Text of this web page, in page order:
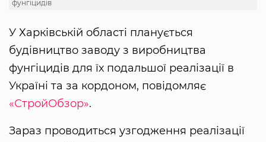
фунгіцидів
У Харківській області планується
будівництво заводу з виробництва
фунгіцидів для їх подальшої реалізації в
Україні та за кордоном, повідомляє
«СтройОбзор».
Зараз проводиться узгодження реалізації